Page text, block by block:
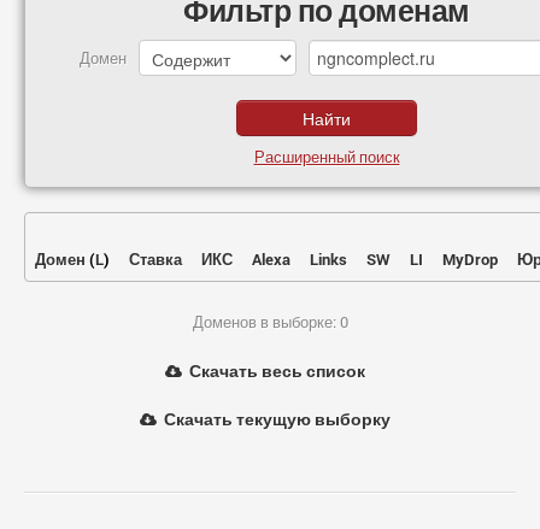
Фильтр по доменам
Домен
Расширенный поиск
Домен (L) Ставка ИКС Alexa Links SW LI MyDrop
Доменов в выборке: 0
Скачать весь список
Скачать текущую выборку